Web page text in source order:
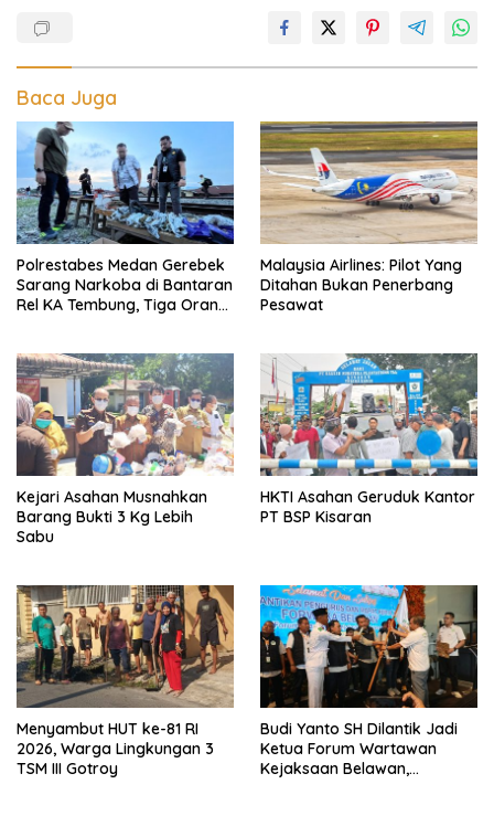
Baca Juga
Polrestabes Medan Gerebek
Sarang Narkoba di Bantaran
Rel KA Tembung, Tiga Orang
Malaysia Airlines: Pilot Yang
Ditahan Bukan Penerbang
Pesawat
Kejari Asahan Musnahkan
Barang Bukti 3 Kg Lebih
Sabu
HKTI Asahan Geruduk Kantor
PT BSP Kisaran
Menyambut HUT ke-81 RI
2026, Warga Lingkungan 3
TSM III Gotroy
Budi Yanto SH Dilantik Jadi
Ketua Forum Wartawan
Kejaksaan Belawan,